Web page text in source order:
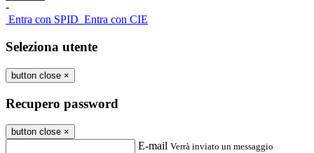
-
Entra con SPID Entra con CIE
Seleziona utente
button close ×
Recupero password
button close ×
E-mail Verrà inviato un messaggio